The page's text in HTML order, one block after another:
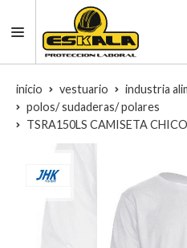
inicio vestuario
industria
polos/ sudaderas/ polares
TSRA150LS CAMISETA